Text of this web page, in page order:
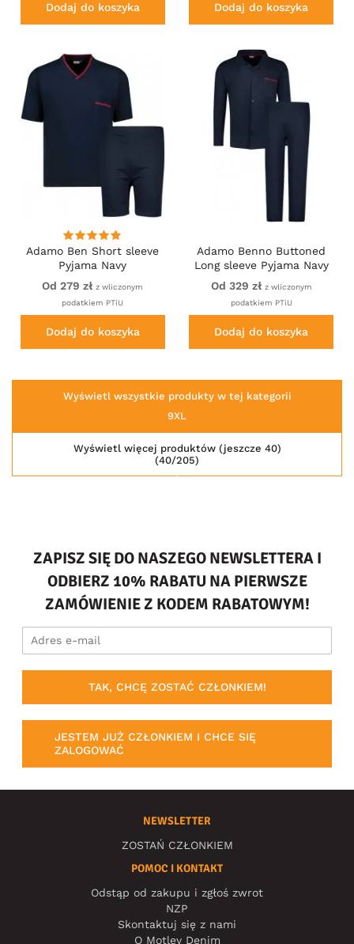
Dodaj do koszyka Dodaj do koszyka
Adamo Ben Short sleeve
Pyjama Navy
Od 279 zł z wliczonym
podatkiem PTiU
Dodaj do koszyka
Adamo Benno Buttoned
Long sleeve Pyjama Navy
Od 329 zł z wliczonym
podatkiem PTiU
Dodaj do koszyka
Wyświetl wszystkie produkty w tej kategorii
9XL
(40/205)
Wyświetl więcej produktów (jeszcze 40)
ZAPISZ SIĘ DO NASZEGO NEWSLETTERA I
ODBIERZ 10% RABATU NA PIERWSZE
ZAMÓWIENIE Z KODEM RABATOWYM!
TAK, CHCĘ ZOSTAĆ CZŁONKIEM!
JESTEM JUŻ CZŁONKIEM I CHCE SIĘ
ZALOGOWAĆ
NEWSLETTER
ZOSTAŃ CZŁONKIEM
POMOC I KONTAKT
Odstąp od zakupu i zgłoś zwrot
NZP
Skontaktuj się z nami
O Motley Denim